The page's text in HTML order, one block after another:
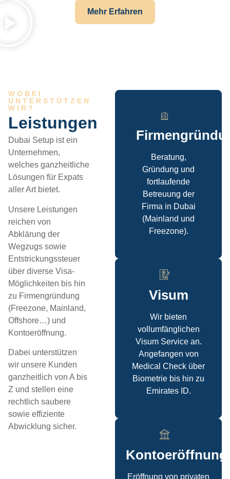
Mehr Erfahren
WOBEI
UNTERSTÜTZEN
WIR?
Leistungen
Dubai Setup ist ein
Unternehmen,
welches ganzheitliche
Lösungen für Expats
aller Art bietet.
Unsere Leistungen
reichen von
Abklärung der
Wegzugs sowie
Entstrickungssteuer
über diverse Visa-
Möglichkeiten bis hin
zu Firmengründung
(Freezone, Mainland,
Offshore…) und
Kontoeröffnung.
Dabei unterstützen
wir unsere Kunden
ganzheitlich von A bis
Z und stellen eine
rechtlich saubere
sowie effiziente
Abwicklung sicher.
Beratung,
Gründung und
fortlaufende
Betreuung der
Firma in Dubai
(Mainland und
Freezone).
Visum
Wir bieten
vollumfänglichen
Visum Service an.
Angefangen von
Medical Check über
Biometrie bis hin zu
Emirates ID.
Kontoeröffnung
Eröffnung von privaten